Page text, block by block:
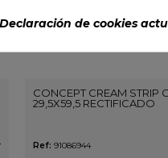
CONCEPT CREAM STRIP
29,5X59,5 RECTIFICADO
Ref: 91086944
Declaración de cookies